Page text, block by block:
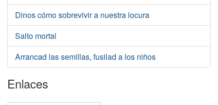
Dinos cómo sobrevivir a nuestra locura
Salto mortal
Arrancad las semillas, fusilad a los niños
Enlaces